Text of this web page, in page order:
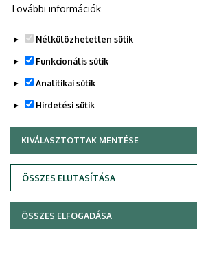
Adatvédelem
Szerzői jog © 2026 Unideb
További információk
Nélkülözhetetlen sütik
Funkcionális sütik
Analitikai sütik
Hirdetési sütik
KIVÁLASZTOTTAK MENTÉSE
ÖSSZES ELUTASÍTÁSA
WITHDRAW CONSENT
ÖSSZES ELFOGADÁSA